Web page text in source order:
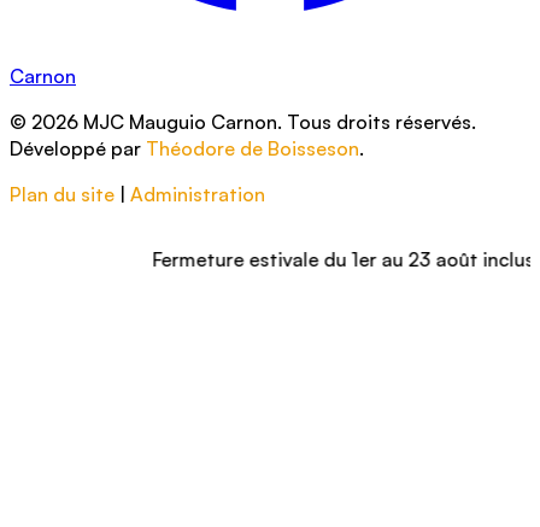
Carnon
© 2026 MJC Mauguio Carnon. Tous droits réservés.
Développé par Théodore de Boisseson.
Plan du site | Administration
Fermeture estivale du 1er au 23 août inclus –